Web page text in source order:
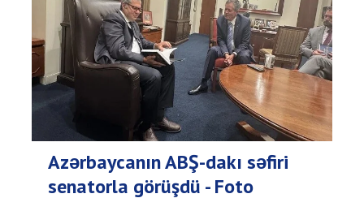
Azərbaycanın ABŞ-dakı səfiri
senatorla görüşdü - Foto